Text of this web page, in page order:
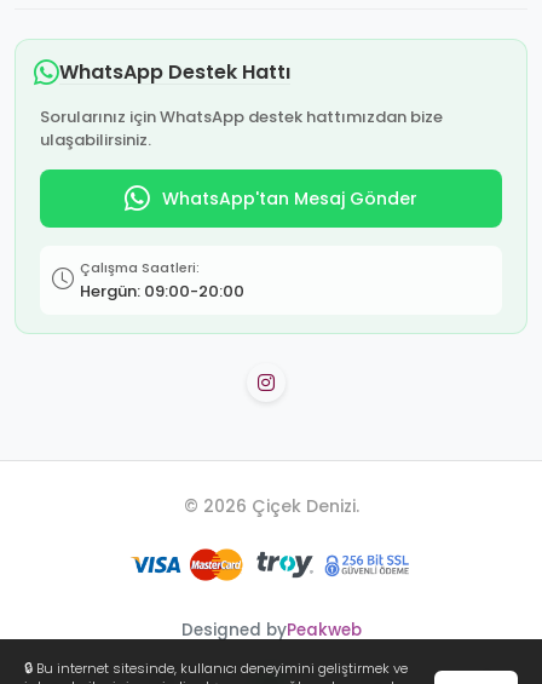
WhatsApp Destek Hattı
Sorularınız için WhatsApp destek hattımızdan bize
ulaşabilirsiniz.
WhatsApp'tan Mesaj Gönder
Çalışma Saatleri:
Hergün: 09:00-20:00
© 2026 Çiçek Denizi.
Designed byPeakweb
🔒 Bu internet sitesinde, kullanıcı deneyimini geliştirmek ve